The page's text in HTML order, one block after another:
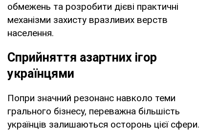
обмежень та розробити дієві практичні
механізми захисту вразливих верств
населення.
Сприйняття азартних ігор
українцями
Попри значний резонанс навколо теми
грального бізнесу, переважна більшість
українців залишаються осторонь цієї сфери.